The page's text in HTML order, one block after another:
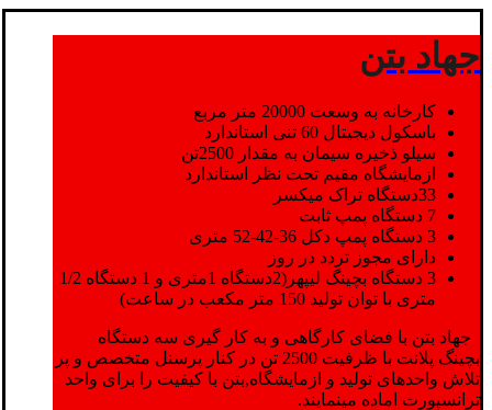
جهاد بتن
کارخانه به وسعت 20000 متر مربع
باسکول دیجیتال 60 تنی استاندارد
سیلو ذخیره سیمان به مقدار 2500تن
ازمایشگاه مقیم تحت نظر استاندارد
33دستگاه تراک میکسر
7 دستگاه پمپ ثابت
3 دستگاه پمپ دکل 36-42-52 متری
دارای مجوز تردد در روز
3 دستگاه بچینگ لیپهر(2دستگاه 1متری و 1 دستگاه 1/2
متری با توان تولید 150 متر مکعب در ساعت)
جهاد بتن با فضای کارگاهی و به کار گیری سه دستگاه
بچینگ پلانت با ظرفیت 2500 تن در کنار پرسنل متخصص و پر
تلاش واحدهای تولید و ازمایشگاه,بتن با کیفیت را برای واحد
ترانسپورت اماده مینمایند.